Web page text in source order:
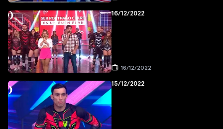
16/12/2022
16/12/2022
15/12/2022